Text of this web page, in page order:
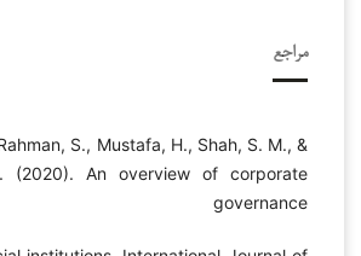
مراجع
S., Mustafa, H., Shah, S. M., &
(2020). An overview of corporate
governance